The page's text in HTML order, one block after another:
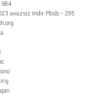
684
əvəzsiz Indir Pbsb – 295